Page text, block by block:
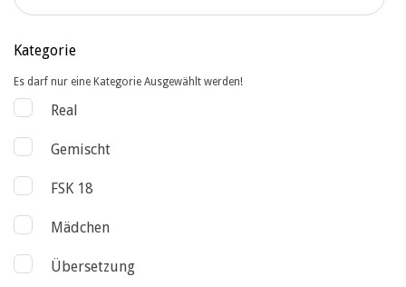
Kategorie
Es darf nur eine Kategorie Ausgewählt werden!
Real
Gemischt
FSK 18
Mädchen
Übersetzung